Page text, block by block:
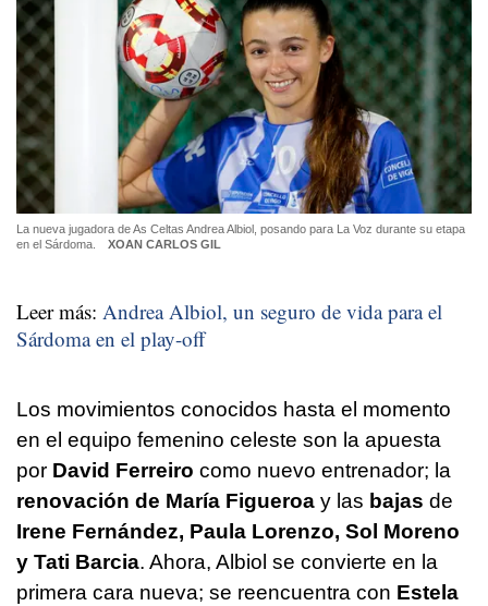
La nueva jugadora de As Celtas Andrea Albiol, posando para La Voz durante su etapa
en el Sárdoma.
XOAN CARLOS GIL
Leer más: Andrea Albiol, un seguro de vida para el
Sárdoma en el play-off
Los movimientos conocidos hasta el momento
en el equipo femenino celeste son la apuesta
por David Ferreiro como nuevo entrenador; la
renovación de María Figueroa y las bajas de
Irene Fernández, Paula Lorenzo, Sol Moreno
y Tati Barcia. Ahora, Albiol se convierte en la
primera cara nueva; se reencuentra con Estela